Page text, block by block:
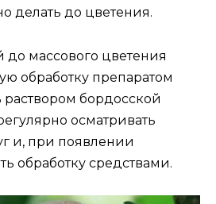
делать до цветения.
до массового цветения
обработку препаратом
бордосской
осматривать
и, при появлении
обработку средствами.